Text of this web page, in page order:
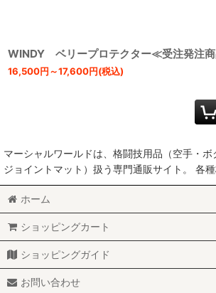
WINDY ベリープロテクター≪受注発注
16,500円～17,600円(税込)
マーシャルワールドは、格闘技用品（空手・
ジョイントマット）扱う専門通販サイト。 各
ホーム
ショッピングカート
ショッピングガイド
お問い合わせ